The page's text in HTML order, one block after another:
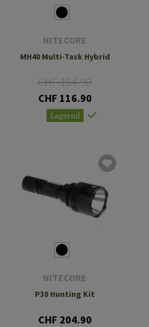
NITECORE
MH40 Multi-Task Hybrid
CHF 164.90
CHF 116.90
Lagernd
NITECORE
P30 Hunting Kit
CHF 204.90